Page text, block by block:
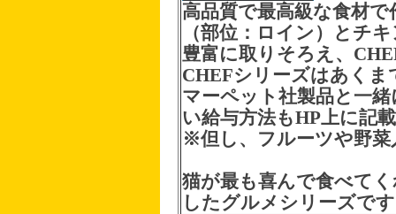
高品質で最高級な食材
（部位：ロイン）とチ
豊富に取りそろえ、
CHEFシリーズはあく
マーペット社製品と一
い給与方法もHP上に記
※但し、フルーツや野菜
猫が最も喜んで食べて
したグルメシリーズで